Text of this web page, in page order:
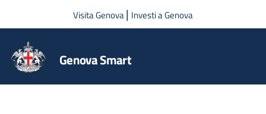
Salta al contenuto principale
Visita Genova| Investi a Genova
Genova Smart